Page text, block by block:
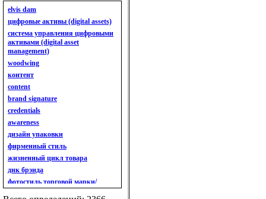
анализ имиджа
анализ кластерный
анализ конкурентов
анализ кросс-культурных
особенностей
анализ мак кинси «7s»
анализ макросистемы
анализ маркетинговый
анализ рынка
анализ ситуационный
анализ экспертный
индивидуальный
анкета
ассортимент
ассортимент товарный.
планирование товарного
ассортимента
ассортимент. глубина
elvis dam
цифровые активы (digital assets)
система управления цифровыми
активами (digital asset
management)
woodwing
контент
content
brand signature
credentials
awareness
дизайн упаковки
фирменный стиль
жизненный цикл товара
днк брэнда
фотостиль торговой марки/
линейки продукции